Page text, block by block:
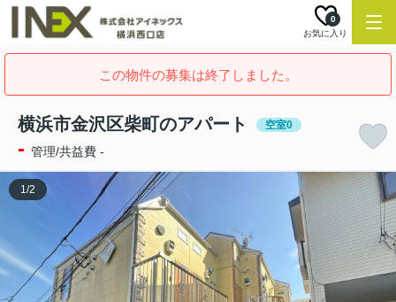
お気に入り
0
この物件の募集は終了しました。
横浜市金沢区柴町のアパート 空室0
- 管理/共益費 -
1/2